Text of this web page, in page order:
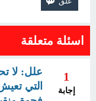
اسئلة متعلقة
1
إجابة
علل: لا
التي